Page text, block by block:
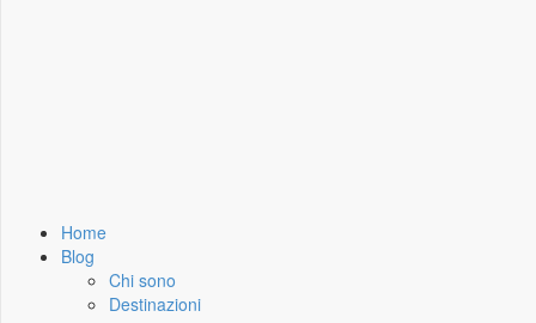
Home
Blog
Chi sono
Destinazioni